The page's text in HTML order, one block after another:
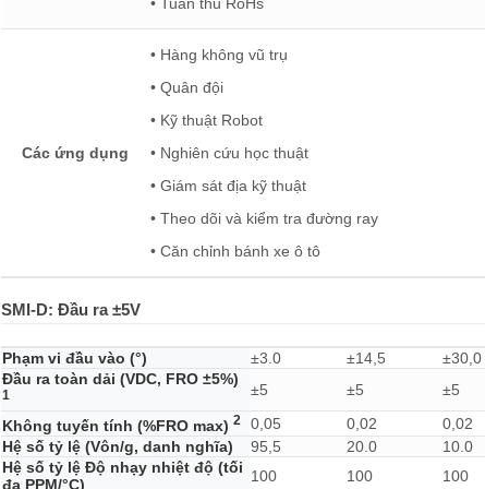
Các ứng dụng
• Hàng không vũ trụ
• Quân đội
• Kỹ thuật Robot
• Nghiên cứu học thuật
• Giám sát địa kỹ thuật
• Theo dõi và kiểm tra đường ray
• Căn chỉnh bánh xe ô tô
SMI-D: Đầu ra ±5V
Phạm vi đầu vào (°) ±3.0 ±14,5
±30,0
Đầu ra toàn dải (VDC, FRO ±5%)
1 ±5 ±5 ±5
Không tuyến tính (%FRO max) 2 0,05 0,02
0,02
Hệ số tỷ lệ (Vôn/g, danh nghĩa)
95,5 20.0
10.0
Hệ số tỷ lệ Độ nhạy nhiệt độ (tối
đa PPM/°C)
100 100 100